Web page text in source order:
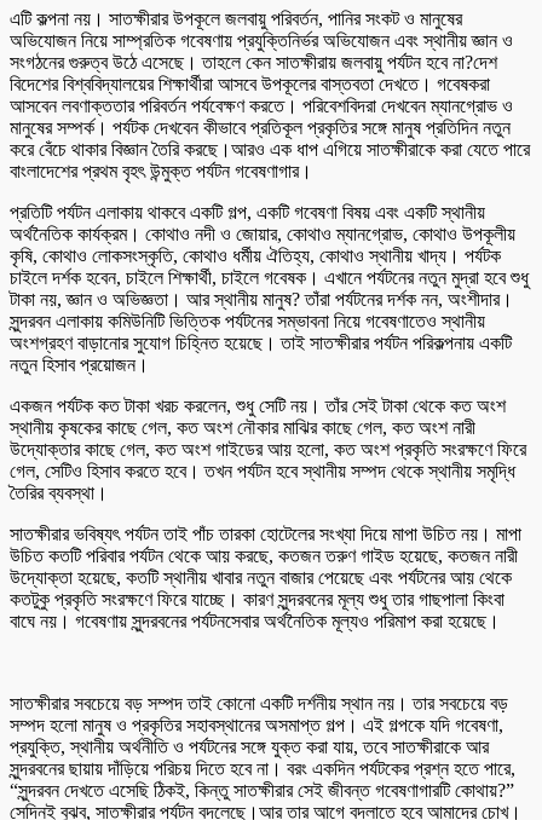
এটি কল্পনা নয়। সাতক্ষীরার উপকূলে জলবায়ু পরিবর্তন, পানির সংকট ও মানুষের
অভিযোজন নিয়ে সাম্প্রতিক গবেষণায় প্রযুক্তিনির্ভর অভিযোজন এবং স্থানীয় জ্ঞান ও
সংগঠনের গুরুত্ব উঠে এসেছে। তাহলে কেন সাতক্ষীরায় জলবায়ু পর্যটন হবে না?দেশ
বিদেশের বিশ্ববিদ্যালয়ের শিক্ষার্থীরা আসবে উপকূলের বাস্তবতা দেখতে। গবেষকরা
আসবেন লবণাক্ততার পরিবর্তন পর্যবেক্ষণ করতে। পরিবেশবিদরা দেখবেন ম্যানগ্রোভ ও
মানুষের সম্পর্ক। পর্যটক দেখবেন কীভাবে প্রতিকূল প্রকৃতির সঙ্গে মানুষ প্রতিদিন নতুন
করে বেঁচে থাকার বিজ্ঞান তৈরি করছে।আরও এক ধাপ এগিয়ে সাতক্ষীরাকে করা যেতে পারে
বাংলাদেশের প্রথম বৃহৎ উন্মুক্ত পর্যটন গবেষণাগার।
প্রতিটি পর্যটন এলাকায় থাকবে একটি গল্প, একটি গবেষণা বিষয় এবং একটি স্থানীয়
অর্থনৈতিক কার্যক্রম। কোথাও নদী ও জোয়ার, কোথাও ম্যানগ্রোভ, কোথাও উপকূলীয়
কৃষি, কোথাও লোকসংস্কৃতি, কোথাও ধর্মীয় ঐতিহ্য, কোথাও স্থানীয় খাদ্য। পর্যটক
চাইলে দর্শক হবেন, চাইলে শিক্ষার্থী, চাইলে গবেষক। এখানে পর্যটনের নতুন মুদ্রা হবে শুধু
টাকা নয়, জ্ঞান ও অভিজ্ঞতা। আর স্থানীয় মানুষ? তাঁরা পর্যটনের দর্শক নন, অংশীদার।
সুন্দরবন এলাকায় কমিউনিটি ভিত্তিক পর্যটনের সম্ভাবনা নিয়ে গবেষণাতেও স্থানীয়
অংশগ্রহণ বাড়ানোর সুযোগ চিহ্নিত হয়েছে। তাই সাতক্ষীরার পর্যটন পরিকল্পনায় একটি
নতুন হিসাব প্রয়োজন।
একজন পর্যটক কত টাকা খরচ করলেন, শুধু সেটি নয়। তাঁর সেই টাকা থেকে কত অংশ
স্থানীয় কৃষকের কাছে গেল, কত অংশ নৌকার মাঝির কাছে গেল, কত অংশ নারী
উদ্যোক্তার কাছে গেল, কত অংশ গাইডের আয় হলো, কত অংশ প্রকৃতি সংরক্ষণে ফিরে
গেল, সেটিও হিসাব করতে হবে। তখন পর্যটন হবে স্থানীয় সম্পদ থেকে স্থানীয় সমৃদ্ধি
তৈরির ব্যবস্থা।
সাতক্ষীরার ভবিষ্যৎ পর্যটন তাই পাঁচ তারকা হোটেলের সংখ্যা দিয়ে মাপা উচিত নয়। মাপা
উচিত কতটি পরিবার পর্যটন থেকে আয় করছে, কতজন তরুণ গাইড হয়েছে, কতজন নারী
উদ্যোক্তা হয়েছে, কতটি স্থানীয় খাবার নতুন বাজার পেয়েছে এবং পর্যটনের আয় থেকে
কতটুকু প্রকৃতি সংরক্ষণে ফিরে যাচ্ছে। কারণ সুন্দরবনের মূল্য শুধু তার গাছপালা কিংবা
বাঘে নয়। গবেষণায় সুন্দরবনের পর্যটনসেবার অর্থনৈতিক মূল্যও পরিমাপ করা হয়েছে।
সাতক্ষীরার সবচেয়ে বড় সম্পদ তাই কোনো একটি দর্শনীয় স্থান নয়। তার সবচেয়ে বড়
সম্পদ হলো মানুষ ও প্রকৃতির সহাবস্থানের অসমাপ্ত গল্প। এই গল্পকে যদি গবেষণা,
প্রযুক্তি, স্থানীয় অর্থনীতি ও পর্যটনের সঙ্গে যুক্ত করা যায়, তবে সাতক্ষীরাকে আর
সুন্দরবনের ছায়ায় দাঁড়িয়ে পরিচয় দিতে হবে না। বরং একদিন পর্যটকের প্রশ্ন হতে পারে,
“সুন্দরবন দেখতে এসেছি ঠিকই, কিন্তু সাতক্ষীরার সেই জীবন্ত গবেষণাগারটি কোথায়?”
সেদিনই বুঝব, সাতক্ষীরার পর্যটন বদলেছে।আর তার আগে বদলাতে হবে আমাদের চোখ।